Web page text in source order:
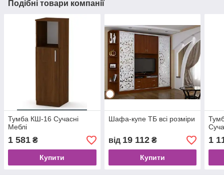
Подібні товари компанії
Тумба КШ-16 Сучасні
Меблі
1 581 ₴
Купити
Шафа-купе ТБ всі розміри
від 19 112₴
Купити
1